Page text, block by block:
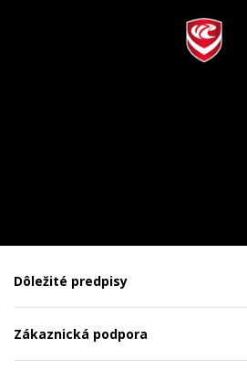
Dôležité predpisy
Zákaznická podpora